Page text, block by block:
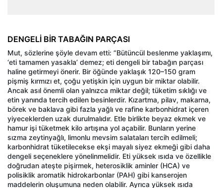
DENGELİ BİR TABAĞIN PARÇASI
Mut, sözlerine şöyle devam etti: “Bütüncül beslenme yaklaşımı,
‘eti tamamen yasakla’ demez; eti dengeli bir tabağın parçası
haline getirmeyi önerir. Bir öğünde yaklaşık 120–150 gram
pişmiş kırmızı et, çoğu yetişkin için uygun bir miktar olabilir.
Ancak asıl önemli olan yalnızca miktar değil; tüketim sıklığı ve
etin yanında tercih edilen besinlerdir. Kızartma, pilav, makarna,
börek ve baklava gibi fazla yağlı ve rafine karbonhidrat içeren
yiyeceklerden uzak durulmalıdır. Etle birlikte beyaz ekmek ve
hamur işi tüketmek kilo artışına yol açabilir. Bunların yerine
sızma zeytinyağlı, limonlu mevsim salataları tercih edilmeli;
karbonhidrat tüketilecekse ekşi mayalı siyez ekmeği gibi daha
dengeli seçeneklere yönelinmelidir. Eti yüksek ısıda ve özellikle
doğrudan ateşte pişirmek, heterosiklik aminler (HCA) ve
polisiklik aromatik hidrokarbonlar (PAH) gibi kanserojen
maddelerin oluşumuna neden olabilir. Ayrıca yüksek ısıda